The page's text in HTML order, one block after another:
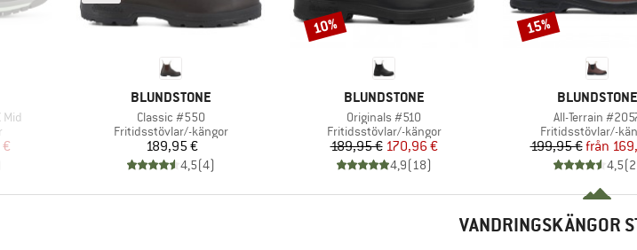
Mid
pris
VARUMÄRKE
BLUNDSTONE
Produkter
Classic #550
Produktgrupp
Fritidsstövlar/-kängor
Pris
189,95 €
4,5(4)
VARUMÄRKE
BLUNDSTONE
Produkter
Originals #510
Produktgrupp
Fritidsstövlar/-kängor
Pris
189,95 €Reducerat pris
170,96 €
4,9(18)
Rabatt
10%
VARUMÄRKE
BLUNDSTONE
Produkter
All-Terrain
Produktgrupp
Fritidsstövlar/-
Pris
199,95 €från
4,5(2
Rabatt
15%
VANDRINGSKÄNGOR